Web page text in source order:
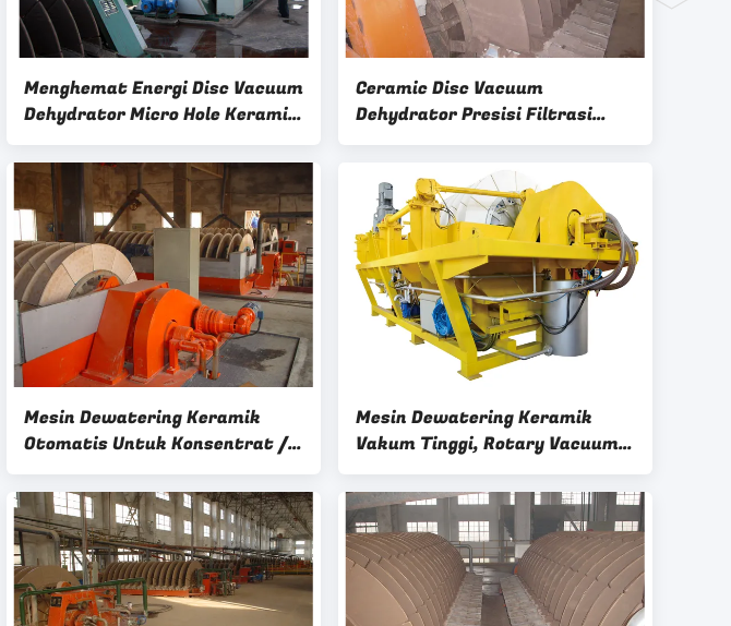
Menghemat Energi Disc Vacuum
Dehydrator Micro Hole Keramik
Filter Plate
Ceramic Disc Vacuum
Dehydrator Presisi Filtrasi
Tinggi Untuk Dewatering
Mesin Dewatering Keramik
Otomatis Untuk Konsentrat /
Tailing
Mesin Dewatering Keramik
Vakum Tinggi, Rotary Vacuum
Filter Tugas Berat